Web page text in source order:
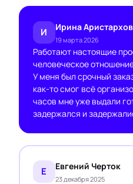
И Ирина
19 марта 2026
Работают настоящие
человеческое
У меня был срочный
как-то смог всё
часов мне уже выдали
задержался и
Е Евгений Черток
23 декабря 2025